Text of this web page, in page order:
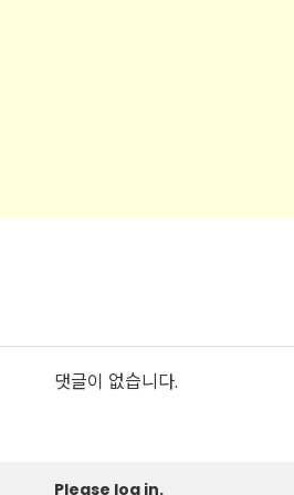
댓글이 없습니다.
Please log in.